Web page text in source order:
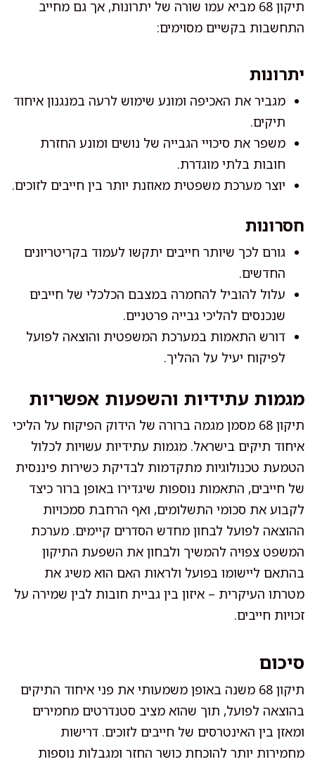
תיקון 68 מביא עמו שורה של יתרונות, אך גם מחייב
התחשבות בקשיים מסוימים:
יתרונות
מגביר את האכיפה ומונע שימוש לרעה במנגנון איחוד
תיקים.
משפר את סיכויי הגבייה של נושים ומונע החזרת
חובות בלתי מוגדרת.
יוצר מערכת משפטית מאוזנת יותר בין חייבים לזוכים.
חסרונות
גורם לכך שיותר חייבים יתקשו לעמוד בקריטריונים
החדשים.
עלול להוביל להחמרה במצבם הכלכלי של חייבים
שנכנסים להליכי גבייה פרטניים.
דורש התאמות במערכת המשפטית והוצאה לפועל
לפיקוח יעיל על ההליך.
מגמות עתידיות והשפעות אפשריות
תיקון 68 מסמן מגמה ברורה של הידוק הפיקוח על הליכי
איחוד תיקים בישראל. מגמות עתידיות עשויות לכלול
הטמעת טכנולוגיות מתקדמות לבדיקת כשירות פיננסית
של חייבים, התאמות נוספות שיגדירו באופן ברור כיצד
לקבוע את סכומי התשלומים, ואף הרחבת סמכויות
ההוצאה לפועל לבחון מחדש הסדרים קיימים. מערכת
המשפט צפויה להמשיך ולבחון את השפעת התיקון
בהתאם ליישומו בפועל ולראות האם הוא משיג את
מטרתו העיקרית – איזון בין גביית חובות לבין שמירה על
זכויות חייבים.
סיכום
תיקון 68 משנה באופן משמעותי את פני איחוד התיקים
בהוצאה לפועל, תוך שהוא מציב סטנדרטים מחמירים
ומאזן בין האינטרסים של חייבים לזוכים. דרישות
מחמירות יותר להוכחת כושר החזר ומגבלות נוספות